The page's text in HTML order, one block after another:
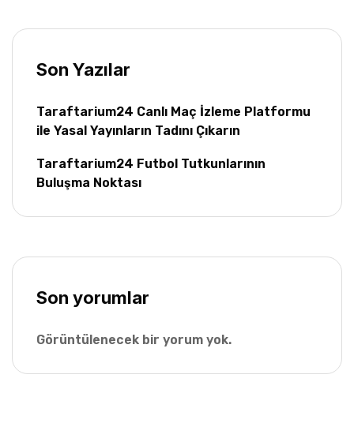
Son Yazılar
Taraftarium24 Canlı Maç İzleme Platformu
ile Yasal Yayınların Tadını Çıkarın
Taraftarium24 Futbol Tutkunlarının
Buluşma Noktası
Son yorumlar
Görüntülenecek bir yorum yok.